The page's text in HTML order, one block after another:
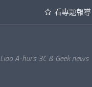
看專題報導
Liao A-hui's 3C & Geek news